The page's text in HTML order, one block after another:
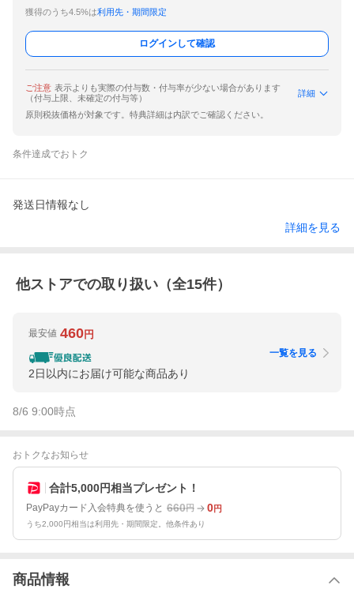
獲得のうち4.5%は利用先・期間限定
ログインして確認
ご注意 表示よりも実際の付与数・付与率が少ない場合があります
（付与上限、未確定の付与等）
詳細
原則税抜価格が対象です。特典詳細は内訳でご確認ください。
条件達成でおトク
発送日情報なし
詳細を見る
他ストアでの取り扱い（全15件）
最安値 460円
2日以内にお届け可能な商品あり
一覧を見る
8/6 9:00時点
おトクなお知らせ
合計5,000円相当プレゼント！
PayPayカード入会特典を使うと 660円 0円
うち2,000円相当は利用先・期間限定。他条件あり
商品情報